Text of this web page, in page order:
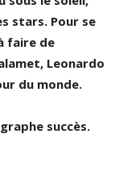
stars. Pour se
faire de
Leonardo
du monde.
succès.